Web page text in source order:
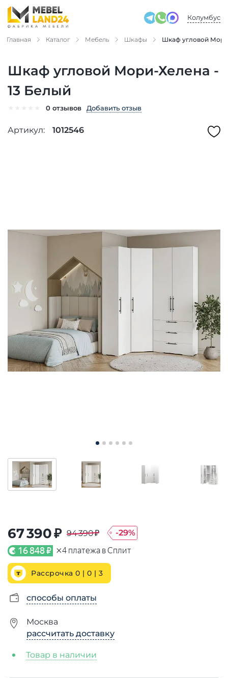
Колумбус
Главная Каталог Мебель Шкафы Шкаф угловой
Шкаф угловой Мори-Хелена -
13 Белый
0 отзывов Добавить отзыв
Артикул: 1012546
67 390 ₽ 94 390 ₽ -29%
16 848 ₽ ×4 платежа в Сплит
Рассрочка 0 | 0 | 3
способы оплаты
Москва
рассчитать доставку
Товар в наличии